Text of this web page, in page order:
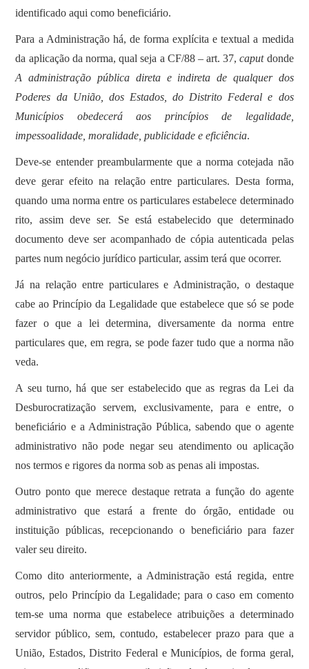
identificado aqui como beneficiário.
Para a Administração há, de forma explícita e textual a medida
da aplicação da norma, qual seja a CF/88 – art. 37,caput donde
A administração pública direta e indireta de qualquer dos
Poderes da União, dos Estados, do Distrito Federal e dos
Municípios obedecerá aos princípios de legalidade,
impessoalidade, moralidade, publicidade e eficiência.
Deve-se entender preambularmente que a norma cotejada não
deve gerar efeito na relação entre particulares. Desta forma,
quando uma norma entre os particulares estabelece determinado
rito, assim deve ser. Se está estabelecido que determinado
documento deve ser acompanhado de cópia autenticada pelas
partes num negócio jurídico particular, assim terá que ocorrer.
Já na relação entre particulares e Administração, o destaque
cabe ao Princípio da Legalidade que estabelece que só se pode
fazer o que a lei determina, diversamente da norma entre
particulares que, em regra, se pode fazer tudo que a norma não
veda.
A seu turno, há que ser estabelecido que as regras da Lei da
Desburocratização servem, exclusivamente, para e entre, o
beneficiário e a Administração Pública, sabendo que o agente
administrativo não pode negar seu atendimento ou aplicação
nos termos e rigores da norma sob as penas ali impostas.
Outro ponto que merece destaque retrata a função do agente
administrativo que estará a frente do órgão, entidade ou
instituição públicas, recepcionando o beneficiário para fazer
valer seu direito.
Como dito anteriormente, a Administração está regida, entre
outros, pelo Princípio da Legalidade; para o caso em comento
tem-se uma norma que estabelece atribuições a determinado
servidor público, sem, contudo, estabelecer prazo para que a
União, Estados, Distrito Federal e Municípios, de forma geral,